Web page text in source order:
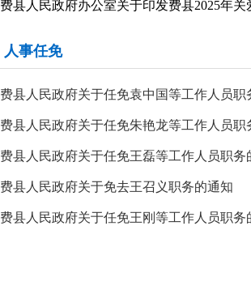
费县人民政府办公室关于印发费县2025年
人事任免
费县人民政府关于任免袁中国等工作人员职
费县人民政府关于任免朱艳龙等工作人员职
费县人民政府关于任免王磊等工作人员职务
费县人民政府关于免去王召义职务的通知
费县人民政府关于任免王刚等工作人员职务